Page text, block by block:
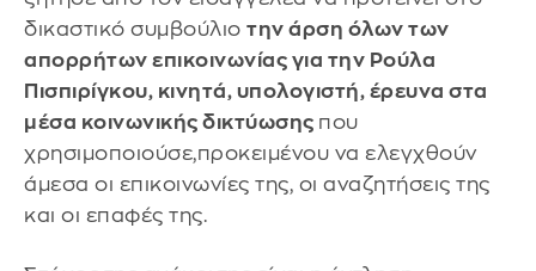
δικαστικό συμβούλιο την άρση όλων των
απορρήτων επικοινωνίας για την Ρούλα
Πισπιρίγκου, κινητά, υπολογιστή, έρευνα στα
μέσα κοινωνικής δικτύωσης που
χρησιμοποιούσε,προκειμένου να ελεγχθούν
άμεσα οι επικοινωνίες της, οι αναζητήσεις της
και οι επαφές της.